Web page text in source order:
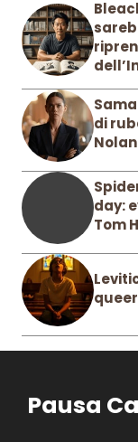
di
day:
Tom
Pausa